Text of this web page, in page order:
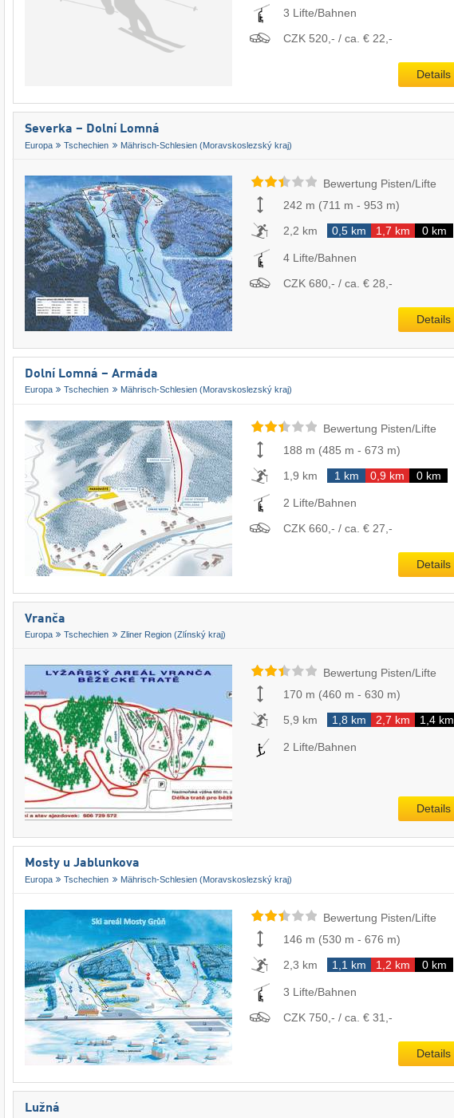
3 Lifte/Bahnen
CZK 520,- / ca. € 22,-
Details
Severka – Dolní Lomná
Europa Tschechien Mährisch-Schlesien (Moravskoslezský kraj)
Bewertung Pisten/Lifte
242 m (711 m - 953 m)
2,2 km
0,5 km 1,7 km 0 km
4 Lifte/Bahnen
CZK 680,- / ca. € 28,-
Details
Dolní Lomná – Armáda
Europa Tschechien Mährisch-Schlesien (Moravskoslezský kraj)
Bewertung Pisten/Lifte
188 m (485 m - 673 m)
1,9 km
1 km 0,9 km 0 km
2 Lifte/Bahnen
CZK 660,- / ca. € 27,-
Details
Vranča
Europa Tschechien Zliner Region (Zlínský kraj)
Bewertung Pisten/Lifte
170 m (460 m - 630 m)
5,9 km
1,8 km 2,7 km 1,4 km
2 Lifte/Bahnen
Details
Mosty u Jablunkova
Europa Tschechien Mährisch-Schlesien (Moravskoslezský kraj)
Bewertung Pisten/Lifte
146 m (530 m - 676 m)
2,3 km
1,1 km 1,2 km 0 km
3 Lifte/Bahnen
CZK 750,- / ca. € 31,-
Details
Lužná